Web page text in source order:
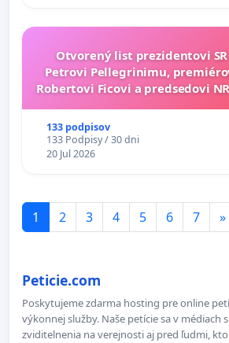
Otvorený list prezidentovi SR
Petrovi Pellegrinimu,
Robertovi Ficovi a predsedovi NR
133 podpisov
133 Podpisy / 30 dni
20 Jul 2026
1 2 3 4 5 6 7 »
Peticie.com
Poskytujeme zdarma hosting pre online
výkonnej služby. Naše petície sa v
zviditelnenia na verejnosti aj pred ľudmi,